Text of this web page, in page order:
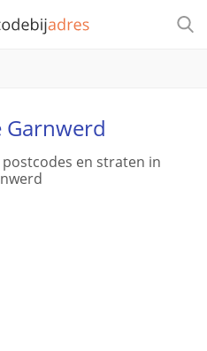
Garnwerd
en straten in